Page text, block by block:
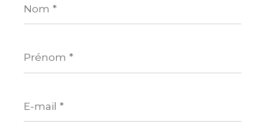
*
*
mail
*